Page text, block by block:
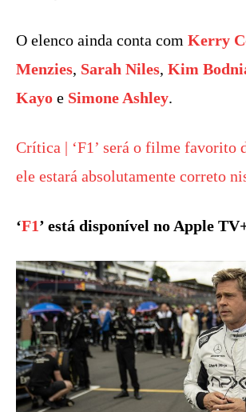
O elenco ainda conta com Kerry
Menzies, Sarah Niles, Kim
Kayo e Simone Ashley.
Crítica | ‘F1’ será o filme favorito
ele estará absolutamente correto
‘F1’ está disponível no Apple